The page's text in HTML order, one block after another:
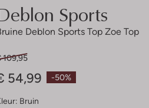
Sports
Deblon Sports Top Zoe Top
-50%
109,95
54,99
Bruin